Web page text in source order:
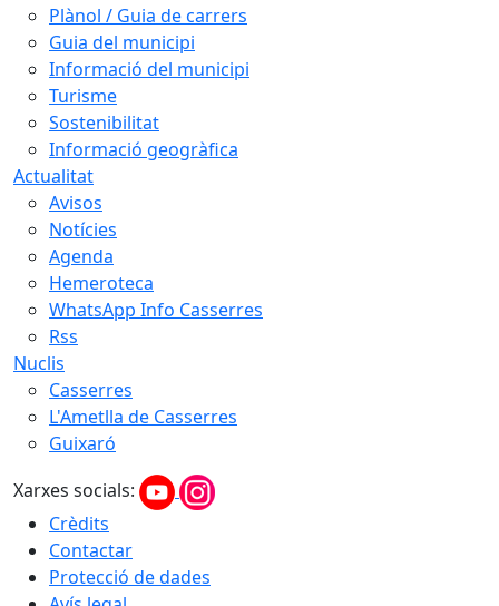
Plànol / Guia de carrers
Guia del municipi
Informació del municipi
Turisme
Sostenibilitat
Informació geogràfica
Actualitat
Avisos
Notícies
Agenda
Hemeroteca
WhatsApp Info Casserres
Rss
Nuclis
Casserres
L'Ametlla de Casserres
Guixaró
Xarxes socials:
Crèdits
Contactar
Protecció de dades